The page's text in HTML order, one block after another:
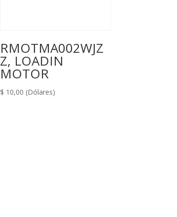
RMOTMA002WJZ
Z, LOADIN
MOTOR
$ 10,00 (Dólares)